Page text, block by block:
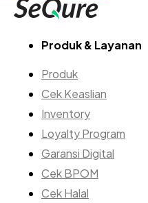
Produk & Layanan
Produk
Cek Keaslian
Inventory
Loyalty Program
Garansi Digital
Cek BPOM
Cek Halal